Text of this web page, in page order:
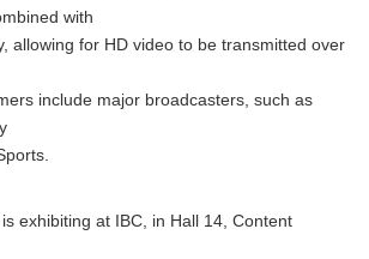
with
allowing for HD video to be transmitted over
include major broadcasters, such as
exhibiting at IBC, in Hall 14, Content